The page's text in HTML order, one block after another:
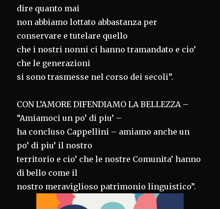
dire quanto mai
non abbiamo lottato abbastanza per
conservare e tutelare quello
che i nostri nonni ci hanno tramandato e cio’
che le generazioni
si sono trasmesse nel corso dei secoli”.
CON L’AMORE DIFENDIAMO LA BELLEZZA –
“Amiamoci un po’ di piu’ –
ha concluso Cappellini – amiamo anche un
po’ di piu’ il nostro
territorio e cio’ che le nostre Comunita’ hanno
di bello come il
nostro meraviglioso patrimonio linguistico”.